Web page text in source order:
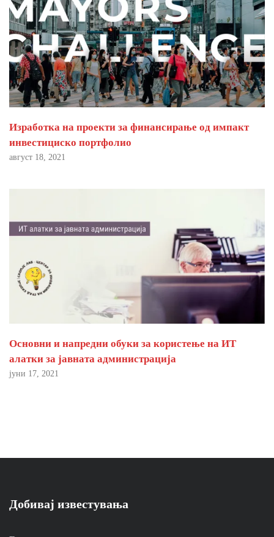
Изработка на проекти за финансирање од импакт
инвестициско портфолио
август 18, 2021
Основни и напредни обуки за користење на ИТ
алатки за јавната администрација
јуни 17, 2021
Добивај известувања